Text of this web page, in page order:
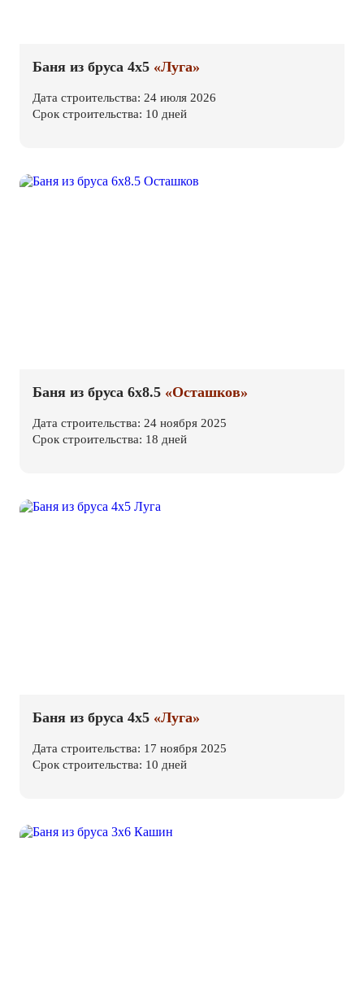
Баня из бруса 4х5 «Луга»
Дата строительства: 24 июля 2026
Срок строительства: 10 дней
Баня из бруса 6х8.5 «Осташков»
Дата строительства: 24 ноября 2025
Срок строительства: 18 дней
Баня из бруса 4х5 «Луга»
Дата строительства: 17 ноября 2025
Срок строительства: 10 дней